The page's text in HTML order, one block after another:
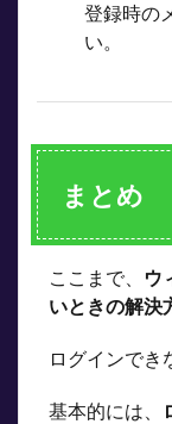
登録時の
い。
まとめ
ここまで、
ウ
いときの解決
ログインでき
基本的には、